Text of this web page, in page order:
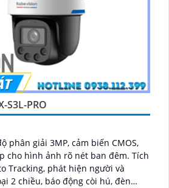
S3L-PRO
phân giải 3MP, cảm biến CMOS,
hình ảnh rõ nét ban đêm. Tích
Tracking, phát hiện người và
2 chiều, báo động còi hú, đèn